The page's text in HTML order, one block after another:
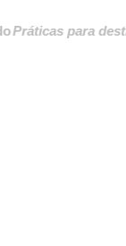
para destrinchar